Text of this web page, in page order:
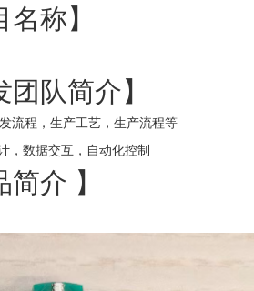
称】
队简介】
程，生产工艺，生产流程等
，数据交互，自动化控制
介 】